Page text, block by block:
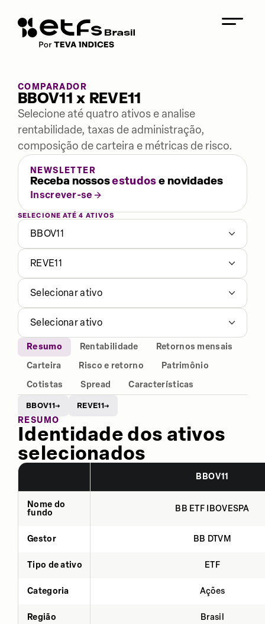
COMPARADOR
BBOV11 x REVE11
Selecione até quatro ativos e analise
rentabilidade, taxas de administração,
composição de carteira e métricas de risco.
NEWSLETTER
Receba nossosestudose novidades
Inscrever-se
SELECIONE ATÉ 4 ATIVOS
BBOV11
REVE11
Selecionar ativo
Selecionar ativo
Resumo Rentabilidade
Retornos mensais
Carteira
Risco e retorno
Patrimônio
Cotistas
Spread Características
BBOV11→ REVE11→
RESUMO
Identidade dos ativos
selecionados
BBOV11
Nome do
fundo
BB ETF IBOVESPA
Gestor BB DTVM
Tipo de ativo ETF
Categoria Ações
Região Brasil